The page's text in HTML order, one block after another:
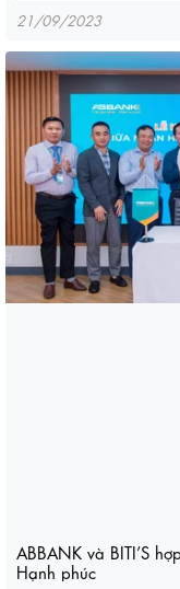
21/09/2023
ABBANK và BITI’S
Hạnh phúc